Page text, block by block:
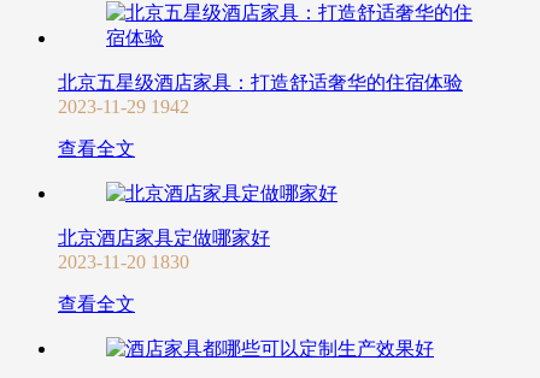
北京五星级酒店家具：打造舒适奢华的住宿体验
2023-11-29 1942
查看全文
北京酒店家具定做哪家好
2023-11-20 1830
查看全文